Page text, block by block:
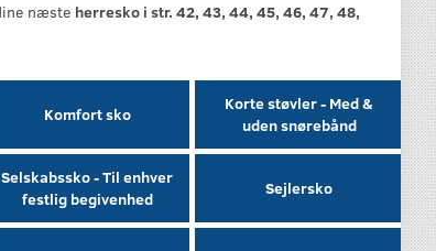
næste herresko i str. 42, 43, 44, 45, 46, 47, 48,
Komfort sko
Korte støvler - Med &
uden snørebånd
Selskabssko - Til enhver
festlig begivenhed
Sejlersko